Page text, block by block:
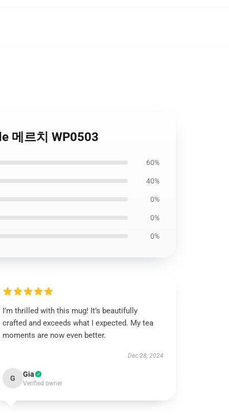
메르치 WP0503
60%
40%
0%
0%
0%
I’m thrilled with this mug! It’s beautifully
crafted and exceeds what I expected. My tea
moments are now even better.
Dec 28, 2024
G Gia
Verified owner